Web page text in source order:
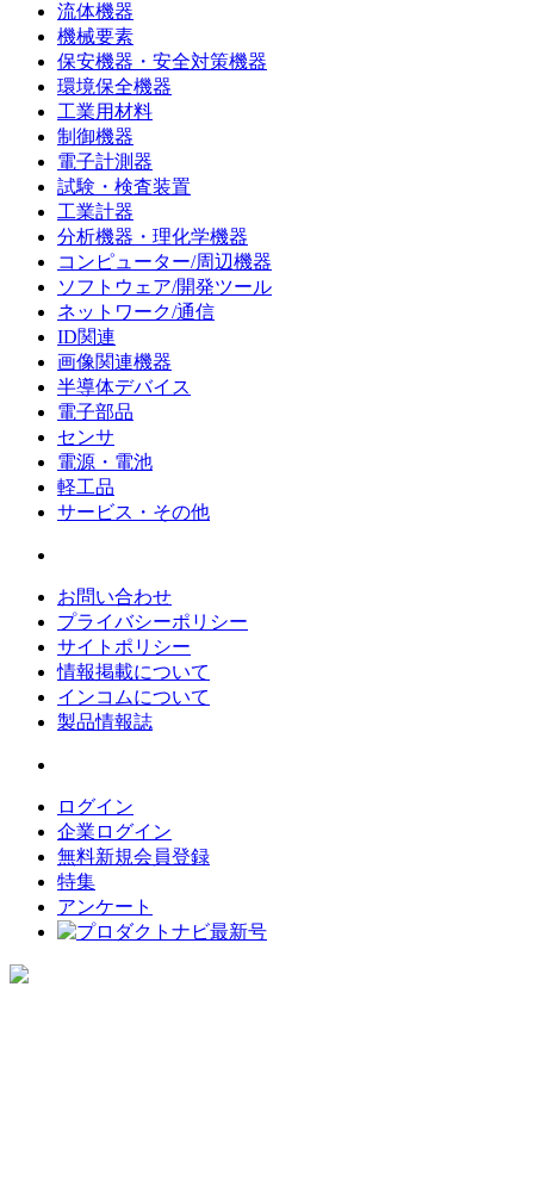
流体機器
機械要素
保安機器・安全対策機器
環境保全機器
工業用材料
制御機器
電子計測器
試験・検査装置
工業計器
分析機器・理化学機器
コンピューター/周辺機器
ソフトウェア/開発ツール
ネットワーク/通信
ID関連
画像関連機器
半導体デバイス
電子部品
センサ
電源・電池
軽工品
サービス・その他
お問い合わせ
プライバシーポリシー
サイトポリシー
情報掲載について
インコムについて
製品情報誌
ログイン
企業ログイン
無料新規会員登録
特集
アンケート